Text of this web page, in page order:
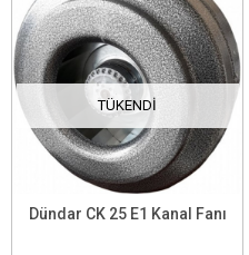
TÜKENDI
Dündar CK 25 E1 Kanal Fanı